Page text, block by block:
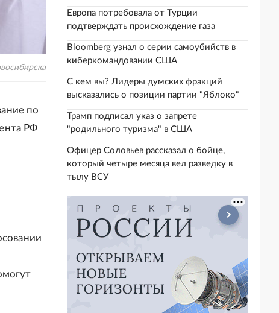
по
РФ
Европа потребовала от Турции
подтверждать происхождение газа
Bloomberg узнал о серии самоубийств в
киберкомандовании США
С кем вы? Лидеры думских фракций
высказались о позиции партии "Яблоко"
Трамп подписал указ о запрете
"родильного туризма" в США
Офицер Соловьев рассказал о бойце,
который четыре месяца вел разведку в
тылу ВСУ